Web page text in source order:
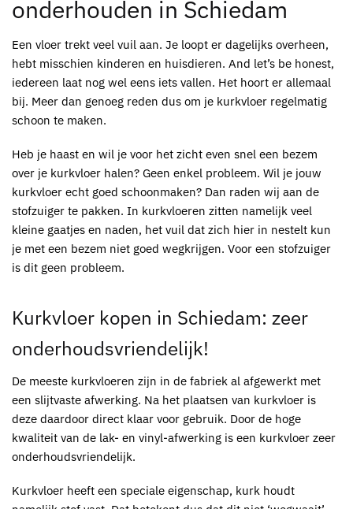
onderhouden in Schiedam
Een vloer trekt veel vuil aan. Je loopt er dagelijks overheen,
hebt misschien kinderen en huisdieren. And let’s be honest,
iedereen laat nog wel eens iets vallen. Het hoort er allemaal
bij. Meer dan genoeg reden dus om je kurkvloer regelmatig
schoon te maken.
Heb je haast en wil je voor het zicht even snel een bezem
over je kurkvloer halen? Geen enkel probleem. Wil je jouw
kurkvloer echt goed schoonmaken? Dan raden wij aan de
stofzuiger te pakken. In kurkvloeren zitten namelijk veel
kleine gaatjes en naden, het vuil dat zich hier in nestelt kun
je met een bezem niet goed wegkrijgen. Voor een stofzuiger
is dit geen probleem.
Kurkvloer kopen in Schiedam: zeer
onderhoudsvriendelijk!
De meeste kurkvloeren zijn in de fabriek al afgewerkt met
een slijtvaste afwerking. Na het plaatsen van kurkvloer is
deze daardoor direct klaar voor gebruik. Door de hoge
kwaliteit van de lak- en vinyl-afwerking is een kurkvloer zeer
onderhoudsvriendelijk.
Kurkvloer heeft een speciale eigenschap, kurk houdt